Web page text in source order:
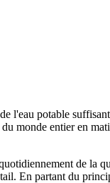
l'eau potable
monde entier en
de la
En partant du